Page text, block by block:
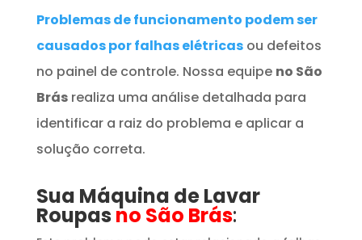
Problemas de funcionamento podem ser
causados por falhas elétricasou defeitos
no painel de controle. Nossa equipe no São
Brásrealiza uma análise detalhada para
identificar a raiz do problema e aplicar a
solução correta.
Sua Máquina de Lavar
Roupas no São Brás: